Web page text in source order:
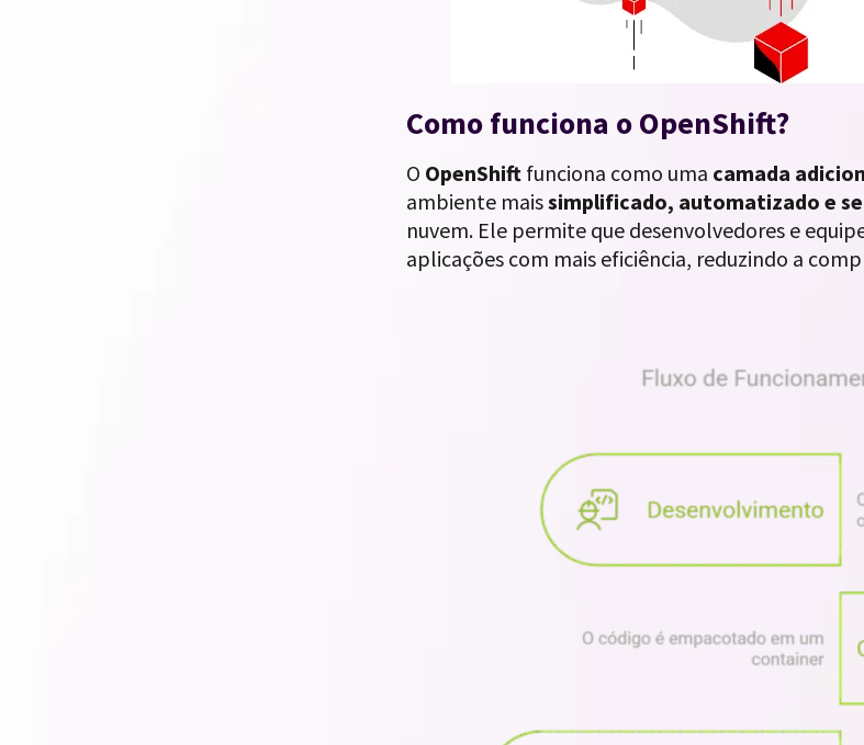
Como funciona o OpenShift?
O OpenShift funciona como uma camada
ambiente maissimplificado, automatizado e
nuvem. Ele permite que desenvolvedores e
aplicações com mais eficiência, reduzindo a